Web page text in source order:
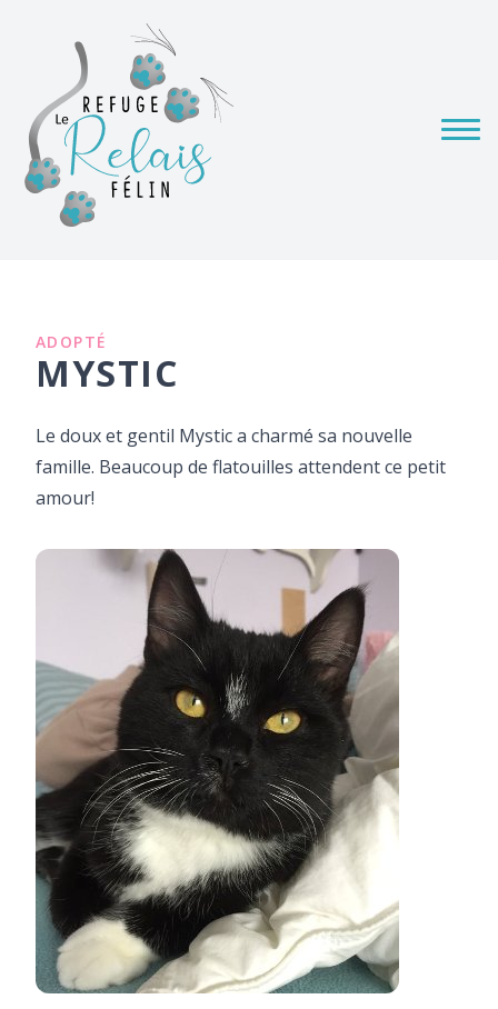
ADOPTÉ
MYSTIC
Le doux et gentil Mystic a charmé sa nouvelle
famille. Beaucoup de flatouilles attendent ce petit
amour!